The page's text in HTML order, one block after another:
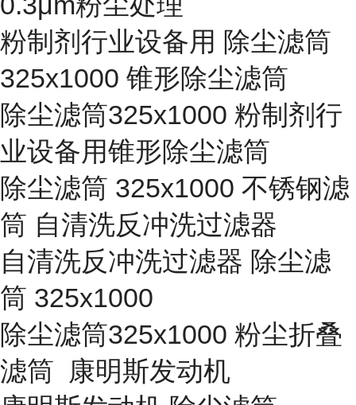
粉制剂行业设备用 除尘滤筒
325x1000 锥形除尘滤筒
除尘滤筒325x1000 粉制剂行
业设备用锥形除尘滤筒
除尘滤筒 325x1000 不锈钢滤
筒 自清洗反冲洗过滤器
自清洗反冲洗过滤器 除尘滤
筒 325x1000
除尘滤筒325x1000 粉尘折叠
滤筒 康明斯发动机